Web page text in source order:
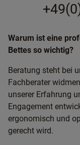
Warum ist eine
Bettes so wichtig?
Beratung steht bei
Fachberater
unserer Erfahrung
Engagement
ergonomisch und
gerecht wird.